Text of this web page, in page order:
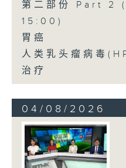
第二部份 Part 2
15:00)
胃癌
人类乳头瘤病毒
治疗
04/08/2026